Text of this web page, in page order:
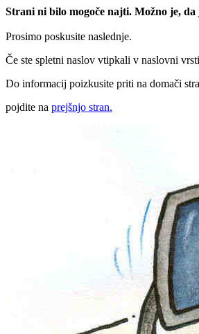
Strani ni bilo mogoče najti. Možno je,
Prosimo poskusite naslednje.
Če ste spletni naslov vtipkali v naslovni
Do informacij poizkusite priti na domači
pojdite na prejšnjo stran.